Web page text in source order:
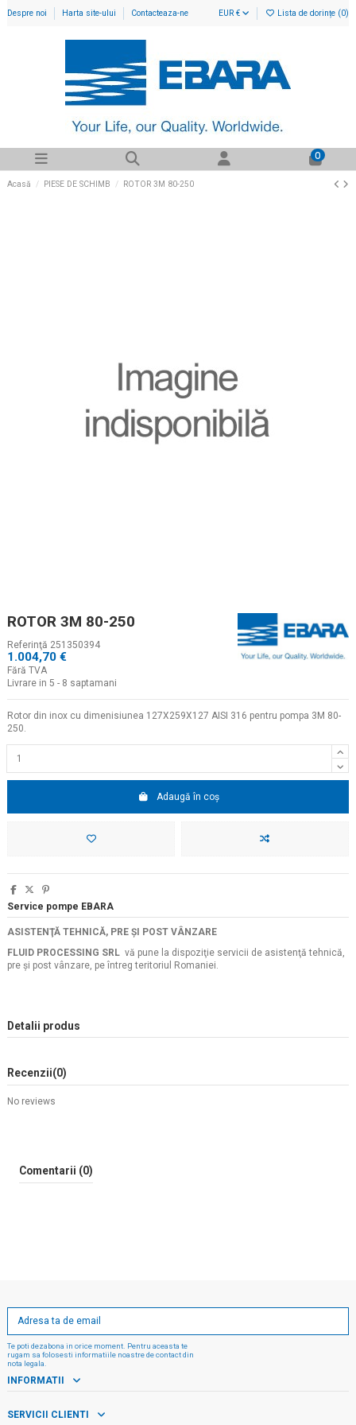
Despre noi Harta site-ului Contacteaza-ne EUR € Lista de dorințe (0)
0
Acasă PIESE DE SCHIMB ROTOR 3M 80-250
ROTOR 3M 80-250
Referinţă 251350394
1.004,70 €
Fără TVA
Livrare in 5 - 8 saptamani
Rotor din inox cu dimenisiunea 127X259X127 AISI 316 pentru pompa 3M 80-
250.
Adaugă în coș
Service pompe EBARA
ASISTENŢĂ TEHNICĂ, PRE ŞI POST VÂNZARE
FLUID PROCESSING SRL vă pune la dispoziţie servicii de asistenţă tehnică,
pre şi post vânzare, pe întreg teritoriul Romaniei.
Detalii produs
Recenzii(0)
No reviews
Comentarii (0)
Te poti dezabona in orice moment. Pentru aceasta te
rugam sa folosesti informatiile noastre de contact din
nota legala.
INFORMATII
SERVICII CLIENTI